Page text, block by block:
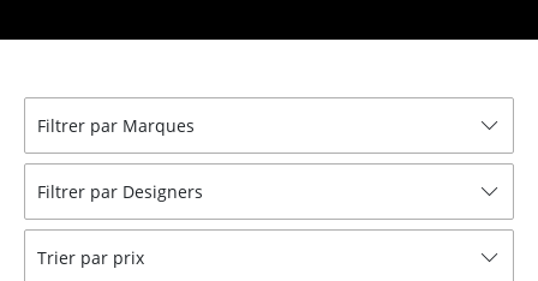
Pièces détachées
... voir tous les sièges
Tables
Tables de repas
Filtrer par Marques
Filtrer par Designers
Trier par prix